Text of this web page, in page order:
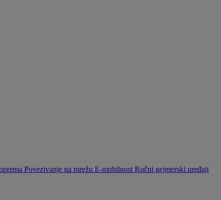
Povezivanje na mrežu E-mobilnost Ručni gejmerski uređaji